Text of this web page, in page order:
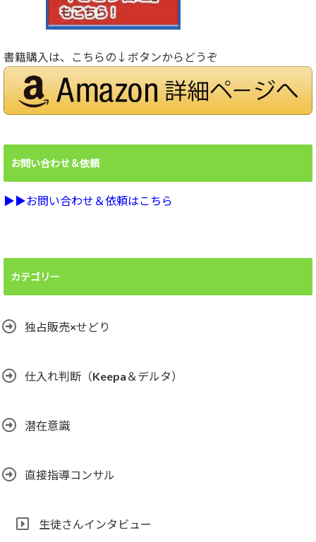
書籍購入は、こちらの↓ボタンからどうぞ
お問い合わせ＆依頼
▶︎▶︎お問い合わせ＆依頼はこちら
カテゴリー
独占販売×せどり
仕入れ判断（Keepa＆デルタ）
潜在意識
直接指導コンサル
生徒さんインタビュー